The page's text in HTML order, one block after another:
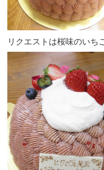
リクエストは桜味のいち